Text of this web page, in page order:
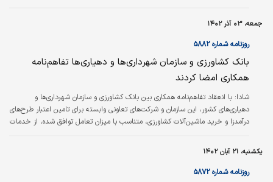
صنعتی و معدنی و همچنین حضور در آیین آغاز عملیات اجرایی احداث مجتمع
تولید شمش منیزیم، در این منطقه حضور یافت. مجتمع تولید شمش منیزیم با
حجم سرمایه‌گذاری ریالی افزون بر ۷‌هزار میلیارد ریال و…
جمعه، ۰۳ آذر ۱۴۰۲
روزنامه شماره ۵۸۸۲
بانک کشاورزی و سازمان شهرداری‌ها و دهیاری‌ها تفاهم‌نامه
همکاری امضا کردند
شادا: با انعقاد تفاهم‌نامه همکاری بین بانک کشاورزی و سازمان شهرداری‌ها و
دهیاری‌های کشور، این سازمان و شرکت‌های تعاونی وابسته برای تامین اعتبار طرح‌های
درآمدزا و خرید ماشین‌آلات کشاورزی، متناسب با میزان تعامل توافق شده، از خدمات
یکشنبه، ۲۱ آبان ۱۴۰۲
روزنامه شماره ۵۸۷۲